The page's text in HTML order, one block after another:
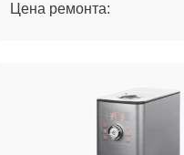
Цена ремонта: